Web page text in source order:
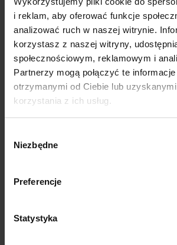
i reklam, aby oferować funkcje
analizować ruch w naszej witrynie.
korzystasz z naszej witryny,
społecznościowym, reklamowym i
Partnerzy mogą połączyć te
otrzymanymi od Ciebie lub
korzystania z ich usług.
zgody
Niezbędne
Preferencje
Statystyka